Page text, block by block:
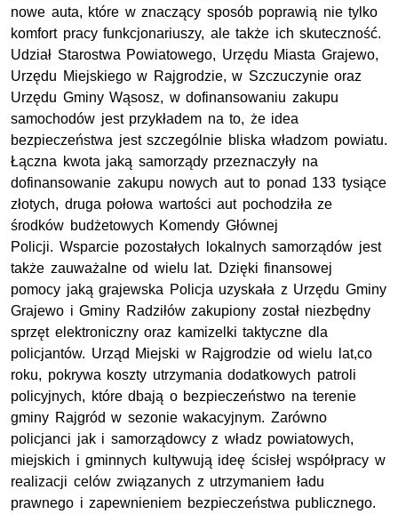
nowe auta, które w znaczący sposób poprawią nie tylko
komfort pracy funkcjonariuszy, ale także ich skuteczność.
Udział Starostwa Powiatowego, Urzędu Miasta Grajewo,
Urzędu Miejskiego w Rajgrodzie, w Szczuczynie oraz
Urzędu Gminy Wąsosz, w dofinansowaniu zakupu
samochodów jest przykładem na to, że idea
bezpieczeństwa jest szczególnie bliska władzom powiatu.
Łączna kwota jaką samorządy przeznaczyły na
dofinansowanie zakupu nowych aut to ponad 133 tysiące
złotych, druga połowa wartości aut pochodziła ze
środków budżetowych Komendy Głównej
Policji. Wsparcie pozostałych lokalnych samorządów jest
także zauważalne od wielu lat. Dzięki finansowej
pomocy jaką grajewska Policja uzyskała z Urzędu Gminy
Grajewo i Gminy Radziłów zakupiony został niezbędny
sprzęt elektroniczny oraz kamizelki taktyczne dla
policjantów. Urząd Miejski w Rajgrodzie od wielu lat,co
roku, pokrywa koszty utrzymania dodatkowych patroli
policyjnych, które dbają o bezpieczeństwo na terenie
gminy Rajgród w sezonie wakacyjnym. Zarówno
policjanci jak i samorządowcy z władz powiatowych,
miejskich i gminnych kultywują ideę ścisłej współpracy w
realizacji celów związanych z utrzymaniem ładu
prawnego i zapewnieniem bezpieczeństwa publicznego.